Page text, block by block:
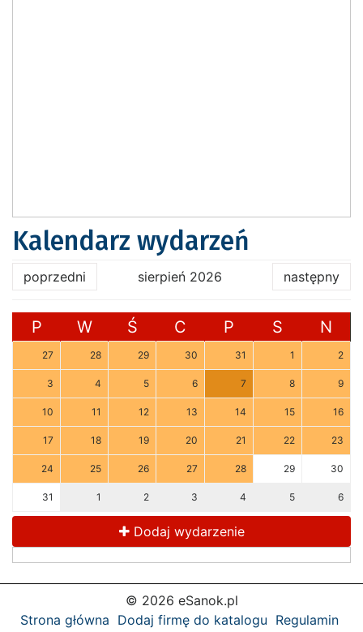
Kalendarz wydarzeń
poprzedni sierpień 2026 następny
P W Ś C P S N
27 28 29 30 31 1 2
3 4 5 6 7 8 9
10 11 12 13 14 15 16
17 18 19 20 21 22 23
24 25 26 27 28 29 30
31 1 2 3 4 5 6
Dodaj wydarzenie
© 2026 eSanok.pl
Strona główna Dodaj firmę do katalogu Regulamin